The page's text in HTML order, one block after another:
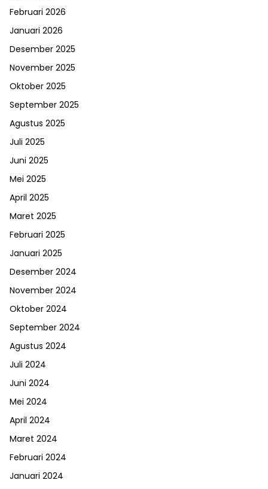
Februari 2026
Januari 2026
Desember 2025
November 2025
Oktober 2025
September 2025
Agustus 2025
Juli 2025
Juni 2025
Mei 2025
April 2025
Maret 2025
Februari 2025
Januari 2025
Desember 2024
November 2024
Oktober 2024
September 2024
Agustus 2024
Juli 2024
Juni 2024
Mei 2024
April 2024
Maret 2024
Februari 2024
Januari 2024